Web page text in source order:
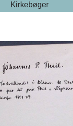
Kirkebøger